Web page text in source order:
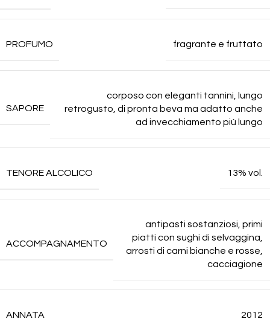
PROFUMO fragrante e fruttato
SAPORE
corposo con eleganti tannini, lungo
retrogusto, di pronta beva ma adatto anche
ad invecchiamento più lungo
TENORE ALCOLICO 13% vol.
ACCOMPAGNAMENTO
antipasti sostanziosi, primi
piatti con sughi di selvaggina,
arrosti di carni bianche e rosse,
cacciagione
ANNATA 2012